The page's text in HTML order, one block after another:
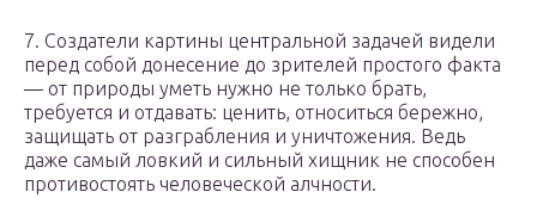
7. Создатели картины центральной задачей видели
перед собой донесение до зрителей простого факта
— от природы уметь нужно не только брать,
требуется и отдавать: ценить, относиться бережно,
защищать от разграбления и уничтожения. Ведь
даже самый ловкий и сильный хищник не способен
противостоять человеческой алчности.